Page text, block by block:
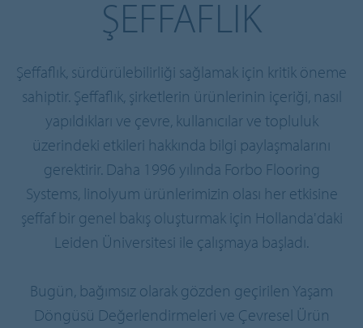
ŞEFFAFLIK
Şeffaflık, sürdürülebilirliği sağlamak için kritik öneme
sahiptir. Şeffaflık, şirketlerin ürünlerinin içeriği, nasıl
yapıldıkları ve çevre, kullanıcılar ve topluluk
üzerindeki etkileri hakkında bilgi paylaşmalarını
gerektirir. Daha 1996 yılında Forbo Flooring
Systems, linolyum ürünlerimizin olası her etkisine
şeffaf bir genel bakış oluşturmak için Hollanda'daki
Leiden Üniversitesi ile çalışmaya başladı.
Bugün, bağımsız olarak gözden geçirilen Yaşam
Döngüsü Değerlendirmeleri ve Çevresel Ürün